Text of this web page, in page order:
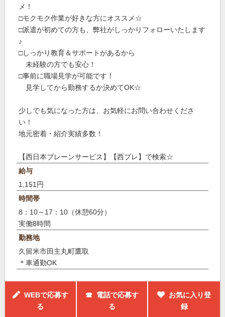
メ！
□モクモク作業が好きな方にオススメ☆
□派遣が初めての方も、弊社がしっかりフォローいたします
♪
□しっかり教育＆サポートがあるから
未経験の方でも安心！
□事前に職場見学が可能です！
見学してから勤務するか決めてOK☆
少しでも気になった方は、お気軽にお問い合わせくださ
い！
地元密着・紹介実績多数！
【西日本ブレーンサービス】【西ブレ】で検索☆
給与
1,151円
時間帯
8：10～17：10（休憩60分）
実働8時間
勤務地
久留米市田主丸町鷹取
＊車通勤OK
WEBで応募す
る
☎ 電話で応募す
る
お気に入り登
録